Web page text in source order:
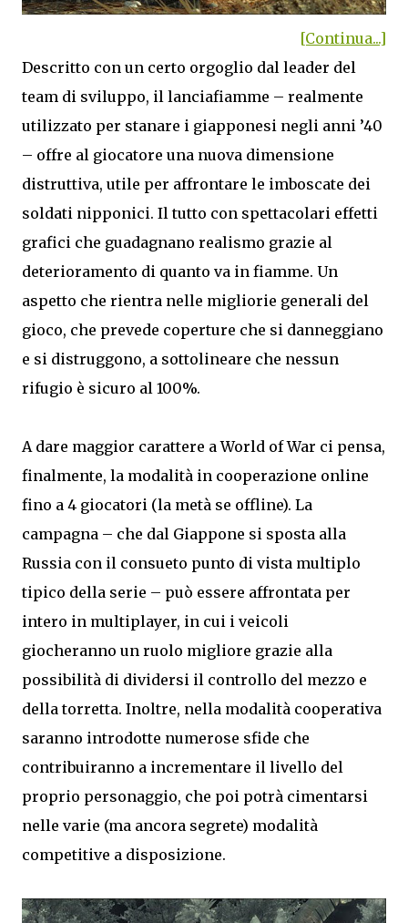
[Continua...]
Descritto con un certo orgoglio dal leader del
team di sviluppo, il lanciafiamme – realmente
utilizzato per stanare i giapponesi negli anni ’40
– offre al giocatore una nuova dimensione
distruttiva, utile per affrontare le imboscate dei
soldati nipponici. Il tutto con spettacolari effetti
grafici che guadagnano realismo grazie al
deterioramento di quanto va in fiamme. Un
aspetto che rientra nelle migliorie generali del
gioco, che prevede coperture che si danneggiano
e si distruggono, a sottolineare che nessun
rifugio è sicuro al 100%.
A dare maggior carattere a World of War ci pensa,
finalmente, la modalità in cooperazione online
fino a 4 giocatori (la metà se offline). La
campagna – che dal Giappone si sposta alla
Russia con il consueto punto di vista multiplo
tipico della serie – può essere affrontata per
intero in multiplayer, in cui i veicoli
giocheranno un ruolo migliore grazie alla
possibilità di dividersi il controllo del mezzo e
della torretta. Inoltre, nella modalità cooperativa
saranno introdotte numerose sfide che
contribuiranno a incrementare il livello del
proprio personaggio, che poi potrà cimentarsi
nelle varie (ma ancora segrete) modalità
competitive a disposizione.